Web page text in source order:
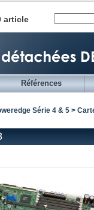
article
Références
Série 4 & 5 >